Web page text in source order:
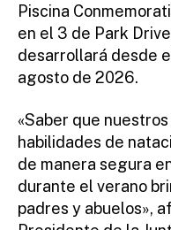
Piscina
en el 3 de Park
desarrollará desde
agosto de 2026.
«Saber que
habilidades de
de manera segura
durante el verano
padres y abuelos»,